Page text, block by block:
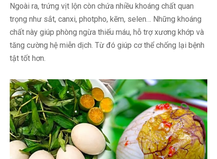
Ngoài ra, trứng vịt lộn còn chứa nhiều khoáng chất quan
trọng như sắt, canxi, photpho, kẽm, selen… Những khoáng
chất này giúp phòng ngừa thiếu máu, hỗ trợ xương khớp và
tăng cường hệ miễn dịch. Từ đó giúp cơ thể chống lại bệnh
tật tốt hơn.